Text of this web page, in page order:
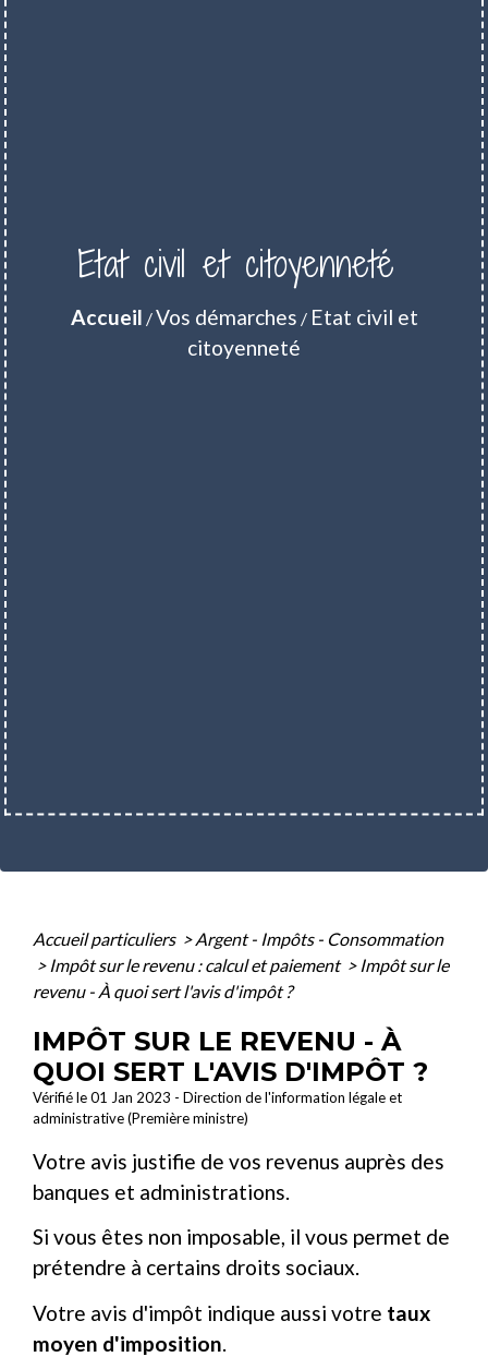
Etat civil et citoyenneté
Accueil /Vos démarches / Etat civil et
citoyenneté
Accueil particuliers > Argent - Impôts - Consommation
> Impôt sur le revenu : calcul et paiement > Impôt sur le
revenu - À quoi sert l'avis d'impôt ?
IMPÔT SUR LE REVENU - À
QUOI SERT L'AVIS D'IMPÔT ?
Vérifié le 01 Jan 2023 - Direction de l'information légale et
administrative (Première ministre)
Votre avis justifie de vos revenus auprès des
banques et administrations.
Si vous êtes non imposable, il vous permet de
prétendre à certains droits sociaux.
Votre avis d'impôt indique aussi votre taux
moyen d'imposition.